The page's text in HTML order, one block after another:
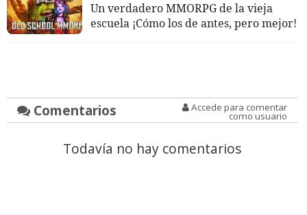
Un verdadero MMORPG de la vieja
escuela ¡Cómo los de antes, pero mejor!
Comentarios Accede para comentar
como usuario
Todavía no hay comentarios